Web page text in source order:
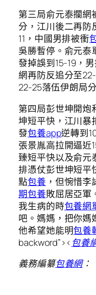
第三局俞元泰攔網
分，江川後二再防
11，中國男排被衝
吳勝暫停。俞元泰
發掉誤到15-19，
網再防反追分至
22-25落伍伊朗局分
第四局彭世坤開炮
坤短平快，江川暴
發包養app逆轉到
張景胤高拉開逼近
臻短平快以及俞元
排憑仗彭世坤短平
點包養 ，但惋惜
期包養敗屈居亞軍
我生病的時包養網
吧。媽媽，把你媽
他希望她能明包養
backword”>< 包養
義務編纂包養網：